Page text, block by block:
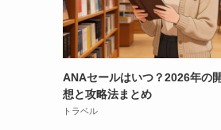
ANAセールはいつ？2026年の
想と攻略法まとめ
トラベル